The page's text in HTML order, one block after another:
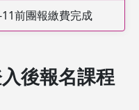
前團報繳費完成
後報名課程